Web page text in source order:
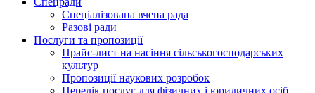
Спеціалізована вчена рада
Разові ради
Послуги та пропозиції
Прайс-лист на насіння сільськогосподарських
культур
Пропозиції наукових розробок
Перелік послуг для фізичних і юридичних осіб